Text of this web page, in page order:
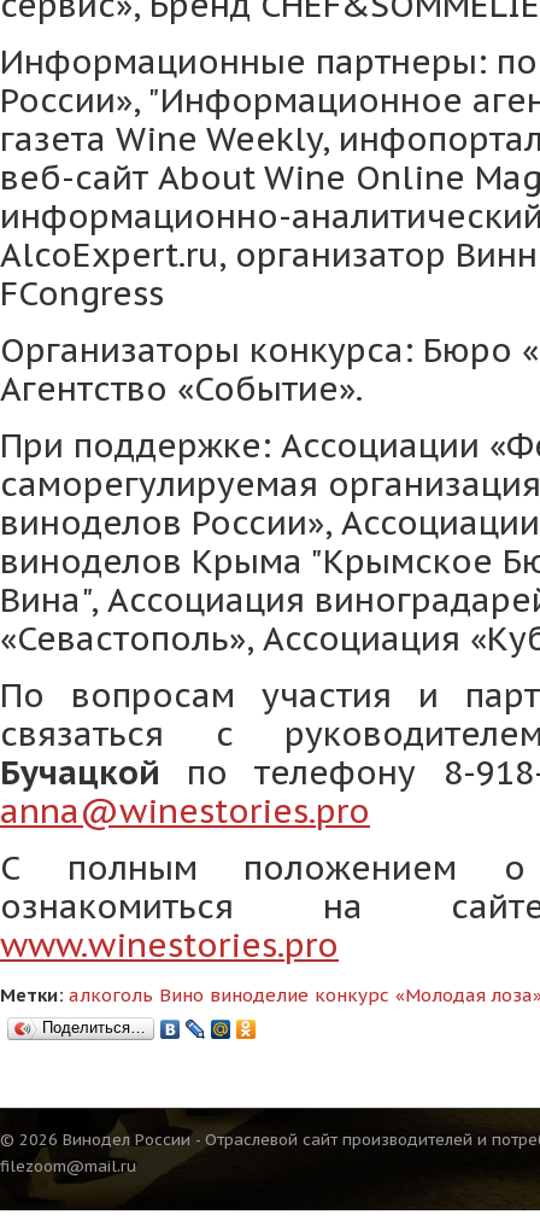
Информационные партнеры:
России», "Информационное
газета Wine Weekly,
веб-сайт About Wine Online
информационно-
AlcoExpert.ru, организатор
FCongress
Организаторы конкурса: Бюро
Агентство «Событие».
При поддержке: Ассоциации
саморегулируемая
виноделов России»,
виноделов Крыма "Крымское
Вина", Ассоциация
«Севастополь», Ассоциация
По вопросам участия и
связаться с
Бучацкой по телефону 8-
anna@winestories.pro
С полным положением о
ознакомиться на
www.winestories.pro
Метки: алкоголь Вино виноделие конкурс «Молодая
Поделиться…
© 2026 Винодел России - Отраслевой сайт производителей и
filezoom@mail.ru